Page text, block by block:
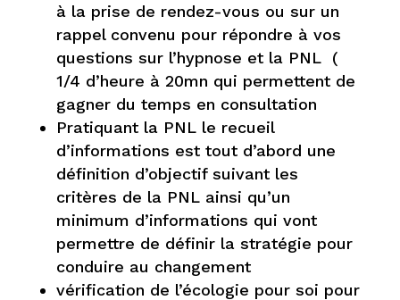
à la prise de rendez-vous ou sur un
rappel convenu pour répondre à vos
questions sur l’hypnose et la PNL (
1/4 d’heure à 20mn qui permettent de
gagner du temps en consultation
Pratiquant la PNL le recueil
d’informations est tout d’abord une
définition d’objectif suivant les
critères de la PNL ainsi qu’un
minimum d’informations qui vont
permettre de définir la stratégie pour
conduire au changement
vérification de l’écologie pour soi pour